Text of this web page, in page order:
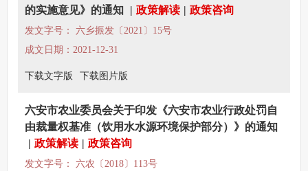
的实施意见》的通知 | 政策解读 | 政策咨询
发文字号： 六乡振发〔2021〕15号
成文日期：2021-12-31
下载文字版 下载图片版
六安市农业委员会关于印发《六安市农业行政处罚自
由裁量权基准（饮用水水源环境保护部分）》的通知
| 政策解读 | 政策咨询
发文字号： 六农〔2018〕113号